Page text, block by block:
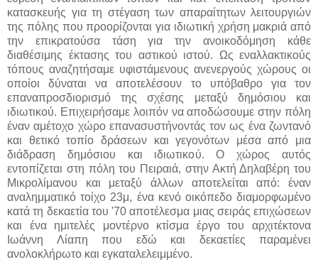
κατασκευής για τη στέγαση των απαραίτητων λειτουργιών
της πόλης που προορίζονται για ιδιωτική χρήση μακριά από
την επικρατούσα τάση για την ανοικοδόμηση κάθε
διαθέσιμης έκτασης του αστικού ιστού. Ως εναλλακτικούς
τόπους αναζητήσαμε υφιστάμενους ανενεργούς χώρους οι
οποίοι δύναται να αποτελέσουν το υπόβαθρο για τον
επαναπροσδιορισμό της σχέσης μεταξύ δημόσιου και
ιδιωτικού. Επιχειρήσαμε λοιπόν να αποδώσουμε στην πόλη
έναν αμέτοχο χώρο επανασυστήνοντάς τον ως ένα ζωντανό
και θετικό τοπίο δράσεων και γεγονότων μέσα από μια
διάδραση δημόσιου και ιδιωτικού. Ο χώρος αυτός
εντοπίζεται στη πόλη του Πειραιά, στην Ακτή Δηλαβέρη του
Μικρολίμανου και μεταξύ άλλων αποτελείται από: έναν
αναλημματικό τοίχο 23μ, ένα κενό οικόπεδο διαμορφωμένο
κατά τη δεκαετία του '70 αποτέλεσμα μιας σειράς επιχώσεων
και ένα ημιτελές μοντέρνο κτίσμα έργο του αρχιτέκτονα
Ιωάννη Λίαπη που εδώ και δεκαετίες παραμένει
ανολοκλήρωτο και εγκαταλελειμμένο.